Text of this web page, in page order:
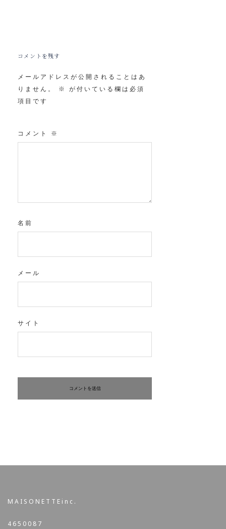
コメントを残す
メールアドレスが公開されることはあ
りません。
※ が付いている欄は必須
項目です
コメント ※
名前
メール
サイト
MAISONETTEinc.
4650087